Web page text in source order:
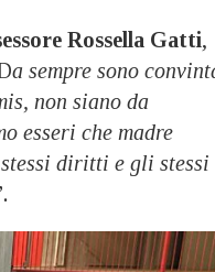
Rossella Gatti,
a sempre sono
non siano da
esseri che madre
diritti e gli stessi